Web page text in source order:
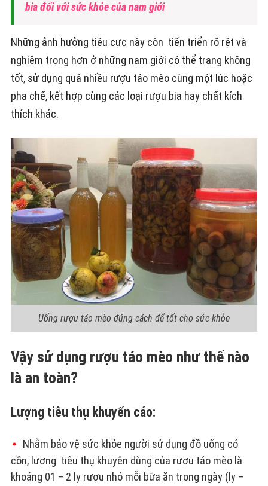
bia đối với sức khỏe của nam giới
Những ảnh hưởng tiêu cực này còn tiến triển rõ rệt và
nghiêm trọng hơn ở những nam giới có thể trạng không
tốt, sử dụng quá nhiều rượu táo mèo cùng một lúc hoặc
pha chế, kết hợp cùng các loại rượu bia hay chất kích
thích khác.
Uống rượu táo mèo đúng cách để tốt cho sức khỏe
Vậy sử dụng rượu táo mèo như thế nào
là an toàn?
Lượng tiêu thụ khuyến cáo:
Nhằm bảo vệ sức khỏe người sử dụng đồ uống có
cồn, lượng tiêu thụ khuyên dùng của rượu táo mèo là
khoảng 01 – 2 ly rượu nhỏ mỗi bữa ăn trong ngày (ly –